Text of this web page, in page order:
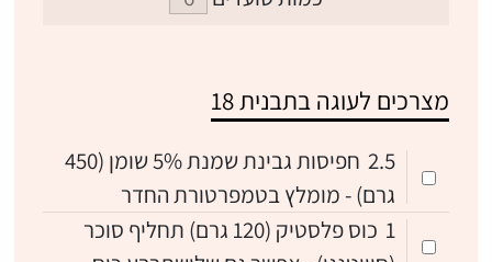
מצרכים לעוגה בתבנית 18
2.5
חפיסות גבינת שמנת 5% שומן (450
גרם) - מומלץ בטמפרטורת החדר
1
כוס פלסטיק (120 גרם) תחליף סוכר